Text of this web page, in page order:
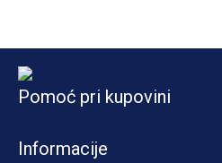
Pomoć pri kupovini
Informacije